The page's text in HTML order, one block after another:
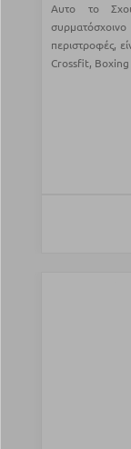
Αυτο το
περιστροφές,
Crossfit, Boxing